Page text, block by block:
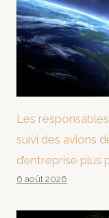
Les
suivi des avions
d’entreprise plus
6 août 2026